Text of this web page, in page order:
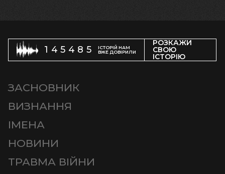
145485
ІСТОРІЙ НАМ
ВЖЕ ДОВІРИЛИ
РОЗКАЖИ
СВОЮ
ІСТОРІЮ
ЗАСНОВНИК
ВИЗНАННЯ
ІМЕНА
НОВИНИ
ТРАВМА ВІЙНИ